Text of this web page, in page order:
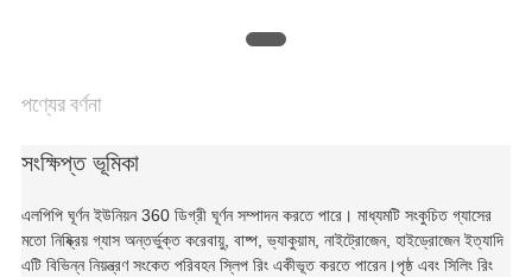
POLICY
পণ্যের বর্ণনা
সংক্ষিপ্ত ভূমিকা
এলপিপি ঘূর্ণন ইউনিয়ন 360 ডিগ্রী ঘূর্ণন সম্পাদন করতে পারে। মাধ্যমটি সংকুচিত গ্যাসের
মতো নিষ্ক্রিয় গ্যাস অন্তর্ভুক্ত করেবায়ু, বাষ্প, ভ্যাকুয়াম, নাইট্রোজেন, হাইড্রোজেন ইত্যাদি
এটি বিভিন্ন নিয়ন্ত্রণ সংকেত পরিবহন স্লিপ রিং একীভূত করতে পারেন।পৃষ্ঠ এবং সিলিং রিং